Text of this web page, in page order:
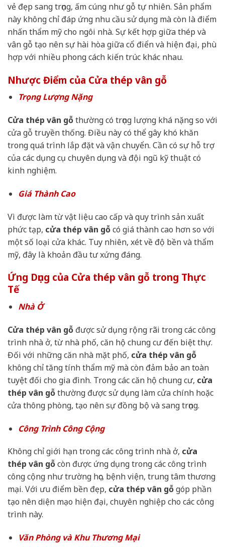
vẻ đẹp sang trọng, ấm cúng như gỗ tự nhiên. Sản phẩm
này không chỉ đáp ứng nhu cầu sử dụng mà còn là điểm
nhấn thẩm mỹ cho ngôi nhà. Sự kết hợp giữa thép và
vân gỗ tạo nên sự hài hòa giữa cổ điển và hiện đại, phù
hợp với nhiều phong cách kiến trúc khác nhau.
Nhược Điểm của Cửa thép vân gỗ
Trọng Lượng Nặng
Cửa thép vân gỗthường có trọng lượng khá nặng so với
cửa gỗ truyền thống. Điều này có thể gây khó khăn
trong quá trình lắp đặt và vận chuyển. Cần có sự hỗ trợ
của các dụng cụ chuyên dụng và đội ngũ kỹ thuật có
kinh nghiệm.
Giá Thành Cao
Vì được làm từ vật liệu cao cấp và quy trình sản xuất
phức tạp, cửa thép vân gỗcó giá thành cao hơn so với
một số loại cửa khác. Tuy nhiên, xét về độ bền và thẩm
mỹ, đây là khoản đầu tư xứng đáng.
Ứng Dụng của Cửa thép vân gỗ trong Thực
Tế
Nhà Ở
Cửa thép vân gỗ được sử dụng rộng rãi trong các công
trình nhà ở, từ nhà phố, căn hộ chung cư đến biệt thự.
Đối với những căn nhà mặt phố, cửa thép vân gỗ
không chỉ tăng tính thẩm mỹ mà còn đảm bảo an toàn
tuyệt đối cho gia đình. Trong các căn hộ chung cư, cửa
thép vân gỗthường được sử dụng làm cửa chính hoặc
cửa thông phòng, tạo nên sự đồng bộ và sang trọng.
Công Trình Công Cộng
Không chỉ giới hạn trong các công trình nhà ở, cửa
thép vân gỗcòn được ứng dụng trong các công trình
công cộng như trường học, bệnh viện, trung tâm thương
mại. Với ưu điểm bền đẹp, cửa thép vân gỗgóp phần
tạo nên diện mạo hiện đại, chuyên nghiệp cho các công
trình này.
Văn Phòng và Khu Thương Mại